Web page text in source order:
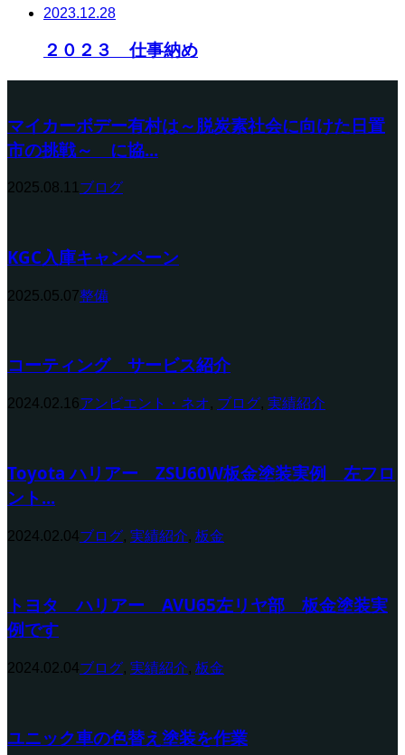
2023.12.28
２０２３ 仕事納め
マイカーボデー有村は～脱炭素社会に向けた日置
市の挑戦～ に協...
2025.08.11 ブログ
KGC入庫キャンペーン
2025.05.07整備
コーティング サービス紹介
2024.02.16アンビエント・ネオ, ブログ, 実績紹介
Toyota ハリアー ZSU60W板金塗装実例 左フロ
ント...
2024.02.04ブログ, 実績紹介, 板金
トヨタ ハリアー AVU65左リヤ部 板金塗装実
例です
2024.02.04ブログ, 実績紹介, 板金
ユニック車の色替え塗装を作業